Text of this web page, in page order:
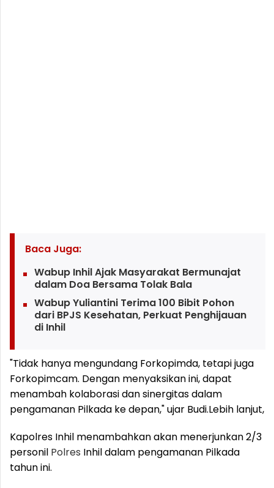
Baca Juga:
Wabup Inhil Ajak Masyarakat Bermunajat
dalam Doa Bersama Tolak Bala
Wabup Yuliantini Terima 100 Bibit Pohon
dari BPJS Kesehatan, Perkuat Penghijauan
di Inhil
"Tidak hanya mengundang Forkopimda, tetapi juga
Forkopimcam. Dengan menyaksikan ini, dapat
menambah kolaborasi dan sinergitas dalam
pengamanan Pilkada ke depan," ujar Budi.Lebih lanjut,
Kapolres Inhil menambahkan akan menerjunkan 2/3
personil Polres Inhil dalam pengamanan Pilkada
tahun ini.